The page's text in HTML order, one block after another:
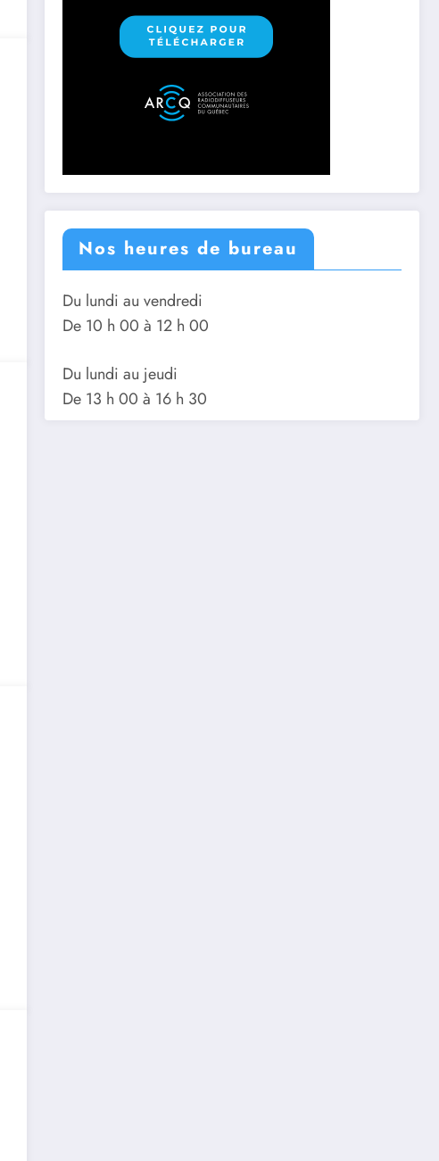
Nos heures de bureau
Du lundi au vendredi
De 10 h 00 à 12 h 00
Du lundi au jeudi
De 13 h 00 à 16 h 30